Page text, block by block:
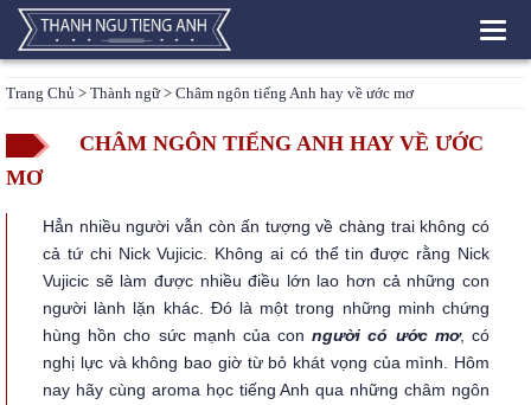
Trang Chủ > Thành ngữ> Châm ngôn tiếng Anh hay về ước mơ
CHÂM NGÔN TIẾNG ANH HAY VỀ ƯỚC
MƠ
Hẳn nhiều người vẫn còn ấn tượng về chàng trai không có
cả tứ chi Nick Vujicic. Không ai có thể tin được rằng Nick
Vujicic sẽ làm được nhiều điều lớn lao hơn cả những con
người lành lặn khác. Đó là một trong những minh chứng
hùng hồn cho sức mạnh của conngười có ước mơ, có
nghị lực và không bao giờ từ bỏ khát vọng của mình. Hôm
nay hãy cùng aroma học tiếng Anh qua những châm ngôn